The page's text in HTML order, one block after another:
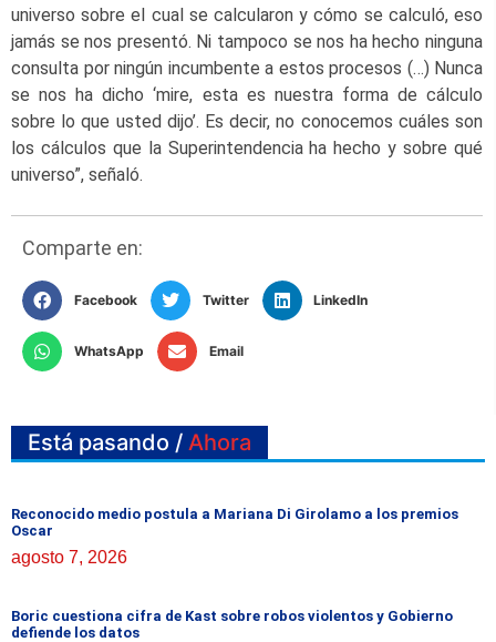
universo sobre el cual se calcularon y cómo se calculó, eso
jamás se nos presentó. Ni tampoco se nos ha hecho ninguna
consulta por ningún incumbente a estos procesos (…) Nunca
se nos ha dicho ‘mire, esta es nuestra forma de cálculo
sobre lo que usted dijo’. Es decir, no conocemos cuáles son
los cálculos que la Superintendencia ha hecho y sobre qué
universo”, señaló.
Comparte en:
Facebook Twitter LinkedIn
WhatsApp Email
Está pasando / Ahora
Reconocido medio postula a Mariana Di Girolamo a los premios
Oscar
agosto 7, 2026
Boric cuestiona cifra de Kast sobre robos violentos y Gobierno
defiende los datos